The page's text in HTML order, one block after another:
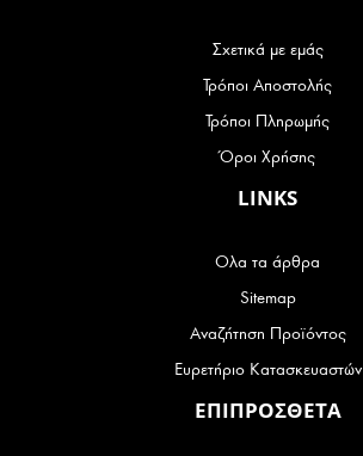
Σχετικά με εμάς
Τρόποι Αποστολής
Τρόποι Πληρωμής
Όροι Χρήσης
LINKS
Ολα τα άρθρα
Sitemap
Αναζήτηση Προϊόντος
Ευρετήριο Κατασκευαστών
ΕΠΙΠΡΟΣΘΕΤΑ